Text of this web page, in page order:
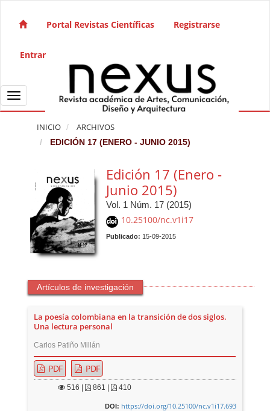
Navegación principal
Barra lateral
Portal Revistas Científicas Registrarse
Entrar
Toggle navigation
INICIO ARCHIVOS
EDICIÓN 17 (ENERO - JUNIO 2015)
Edición 17 (Enero -
Junio 2015)
Vol. 1 Núm. 17 (2015)
10.25100/nc.v1i17
Publicado: 15-09-2015
Artículos de investigación
La poesía colombiana en la transición de dos siglos.
Una lectura personal
Carlos Patiño Millán
PDF PDF
516 | 861 | 410
DOI: https://doi.org/10.25100/nc.v1i17.693